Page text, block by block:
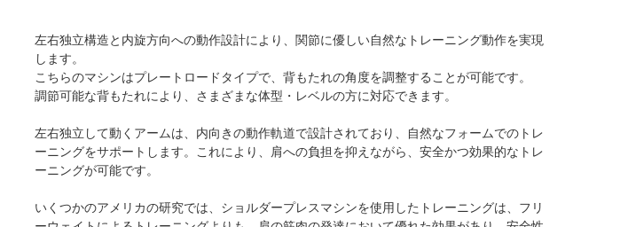
左右独立構造と内旋方向への動作設計により、関節に優しい自然なトレーニング動作を実現
します。
こちらのマシンはプレートロードタイプで、背もたれの角度を調整することが可能です。
調節可能な背もたれにより、さまざまな体型・レベルの方に対応できます。
左右独立して動くアームは、内向きの動作軌道で設計されており、自然なフォームでのトレ
ーニングをサポートします。これにより、肩への負担を抑えながら、安全かつ効果的なトレ
ーニングが可能です。
いくつかのアメリカの研究では、ショルダープレスマシンを使用したトレーニングは、フリ